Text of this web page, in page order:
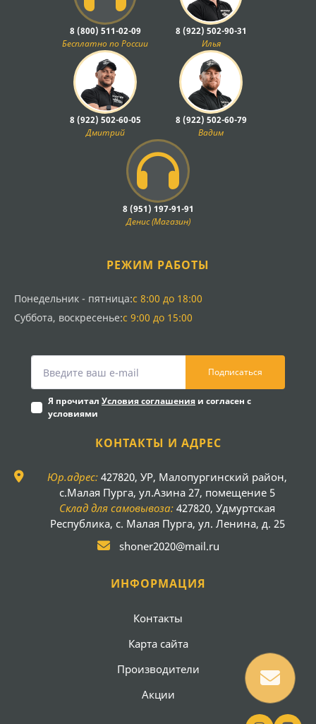
8 (800) 511-02-09
Бесплатно по России
8 (922) 502-90-31
Илья
8 (922) 502-60-05
Дмитрий
8 (922) 502-60-79
Вадим
8 (951) 197-91-91
Денис (Магазин)
РЕЖИМ РАБОТЫ
Понедельник - пятница:с 8:00 до 18:00
Суббота, воскресенье:с 9:00 до 15:00
Подписаться
Я прочитал Условия соглашения и согласен с
условиями
КОНТАКТЫ И АДРЕС
Юр.адрес: 427820, УР, Малопургинский район,
с.Малая Пурга, ул.Азина 27, помещение 5
Склад для самовывоза: 427820, Удмуртская
Республика, с. Малая Пурга, ул. Ленина, д. 25
shoner2020@mail.ru
ИНФОРМАЦИЯ
Контакты
Карта сайта
Производители
Акции